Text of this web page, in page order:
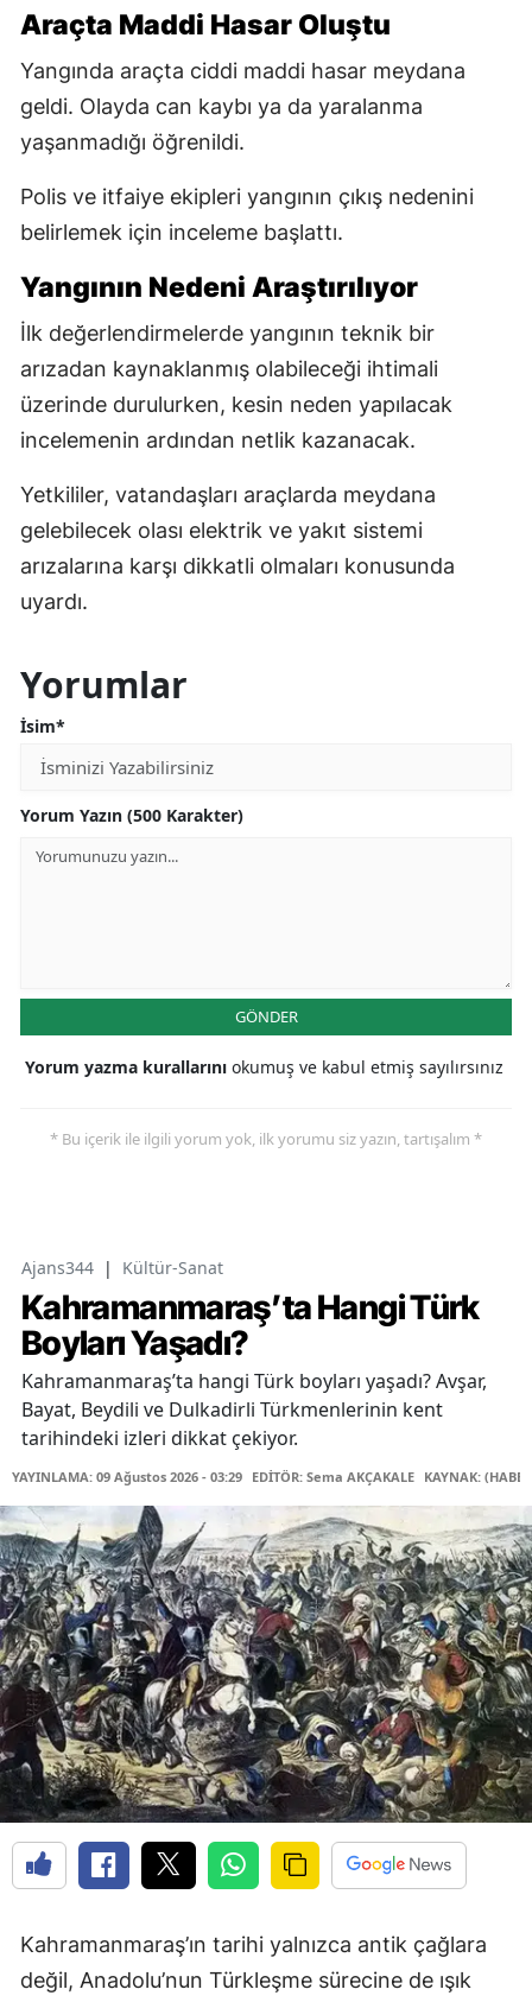
Araçta Maddi Hasar Oluştu
Yangında araçta ciddi maddi hasar meydana
geldi. Olayda can kaybı ya da yaralanma
yaşanmadığı öğrenildi.
Polis ve itfaiye ekipleri yangının çıkış nedenini
belirlemek için inceleme başlattı.
Yangının Nedeni Araştırılıyor
İlk değerlendirmelerde yangının teknik bir
arızadan kaynaklanmış olabileceği ihtimali
üzerinde durulurken, kesin neden yapılacak
incelemenin ardından netlik kazanacak.
Yetkililer, vatandaşları araçlarda meydana
gelebilecek olası elektrik ve yakıt sistemi
arızalarına karşı dikkatli olmaları konusunda
uyardı.
Yorumlar
İsim*
Yorum Yazın (500 Karakter)
GÖNDER
Yorum yazma kurallarını okumuş ve kabul etmiş sayılırsınız
* Bu içerik ile ilgili yorum yok, ilk yorumu siz yazın, tartışalım *
Ajans344 | Kültür-Sanat
Kahramanmaraş’ta Hangi Türk
Boyları Yaşadı?
Kahramanmaraş’ta hangi Türk boyları yaşadı? Avşar,
Bayat, Beydili ve Dulkadirli Türkmenlerinin kent
tarihindeki izleri dikkat çekiyor.
YAYINLAMA: 09 Ağustos 2026 - 03:29 EDİTÖR: Sema AKÇAKALE KAYNAK:
Kahramanmaraş’ın tarihi yalnızca antik çağlara
değil, Anadolu’nun Türkleşme sürecine de ışık